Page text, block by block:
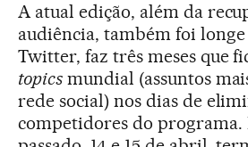
A atual edição, além da
audiência, também foi
Twitter, faz três meses que
topicsmundial (assuntos
rede social) nos dias de
competidores do programa.